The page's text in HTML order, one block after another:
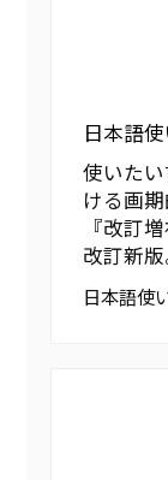
日本語
使いた
ける画
『改訂
改訂新版
日本語使